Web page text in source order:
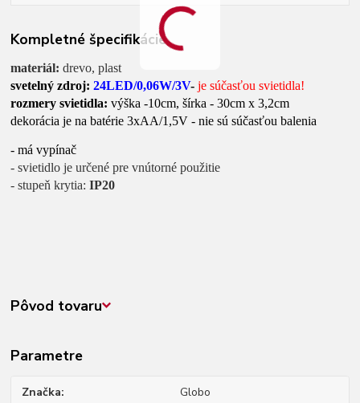
Kompletné špecifikácie
materiál: drevo, plast
svetelný zdroj:24LED/0,06W/3V- je súčasťou svietidla!
rozmery svietidla: výška -10cm, šírka - 30cm x 3,2cm
dekorácia je na batérie 3xAA/1,5V - nie sú súčasťou balenia
- má vypínač
- svietidlo je určené pre vnútorné použitie
- stupeň krytia:IP20
Pôvod tovaru
Parametre
Značka Globo